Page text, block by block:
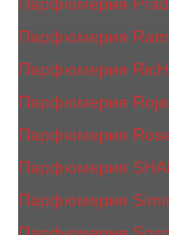
Парфюмерия
Парфюмерия
Парфюмерия Roja
Парфюмерия
Парфюмерия
Парфюмерия